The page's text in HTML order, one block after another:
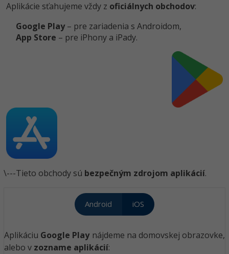
Aplikácie sťahujeme vždy z oficiálnych obchodov:
Google Play– pre zariadenia s Androidom,
App Store – pre iPhony a iPady.
\---Tieto obchody sú bezpečným zdrojom aplikácií.
Android iOS
Aplikáciu Google Playnájdeme na domovskej obrazovke,
alebo v zozname aplikácií: